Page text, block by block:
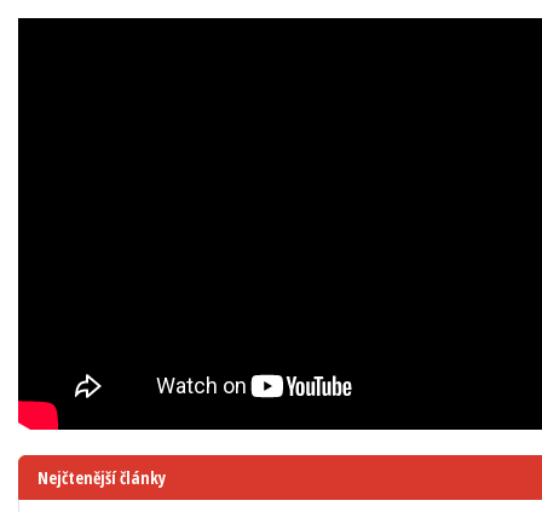
Nejčtenější články